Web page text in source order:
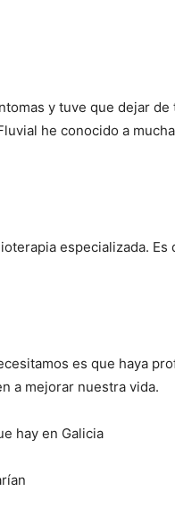
y tuve que dejar de
he conocido a
especializada. Es
es que haya
a mejorar nuestra vida.
hay en Galicia